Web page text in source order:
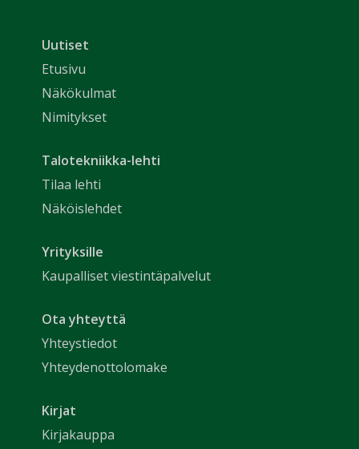
Uutiset
Etusivu
Näkökulmat
Nimitykset
Talotekniikka-lehti
Tilaa lehti
Näköislehdet
Yrityksille
Kaupalliset viestintäpalvelut
Ota yhteyttä
Yhteystiedot
Yhteydenottolomake
Kirjat
Kirjakauppa